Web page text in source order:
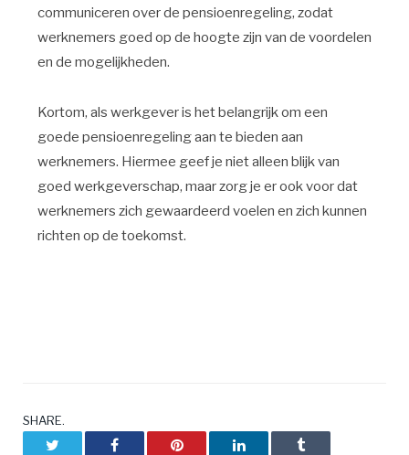
communiceren over de pensioenregeling, zodat
werknemers goed op de hoogte zijn van de voordelen
en de mogelijkheden.
Kortom, als werkgever is het belangrijk om een
goede pensioenregeling aan te bieden aan
werknemers. Hiermee geef je niet alleen blijk van
goed werkgeverschap, maar zorg je er ook voor dat
werknemers zich gewaardeerd voelen en zich kunnen
richten op de toekomst.
SHARE.
Facebook Pinterest LinkedIn Tumblr